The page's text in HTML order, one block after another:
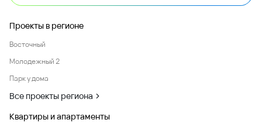
Проекты в регионе
Восточный
Молодежный 2
Парк у дома
Все проекты региона
Квартиры и апартаменты